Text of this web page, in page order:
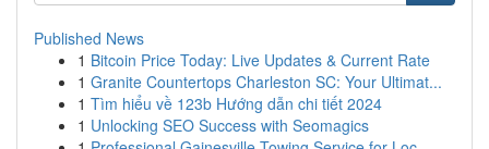
Published News
1 Bitcoin Price Today: Live Updates & Current Rate
1 Granite Countertops Charleston SC: Your Ultimat...
1 Tìm hiểu về 123b Hướng dẫn chi tiết 2024
1 Unlocking SEO Success with Seomagics